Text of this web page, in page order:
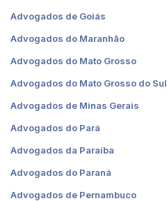
Advogados de Goiás
Advogados do Maranhão
Advogados do Mato Grosso
Advogados do Mato Grosso do Sul
Advogados de Minas Gerais
Advogados do Pará
Advogados da Paraíba
Advogados do Paraná
Advogados de Pernambuco